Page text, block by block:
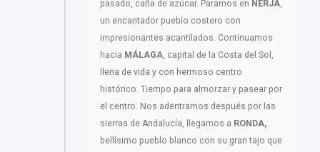
pasado, caña de azúcar. Paramos en NERJA,
un encantador pueblo costero con
impresionantes acantilados. Continuamos
hacia MÁLAGA, capital de la Costa del Sol,
llena de vida y con hermoso centro
histórico. Tiempo para almorzar y pasear por
el centro. Nos adentramos después por las
sierras de Andalucía, llegamos a RONDA,
bellísimo pueblo blanco con su gran tajo que